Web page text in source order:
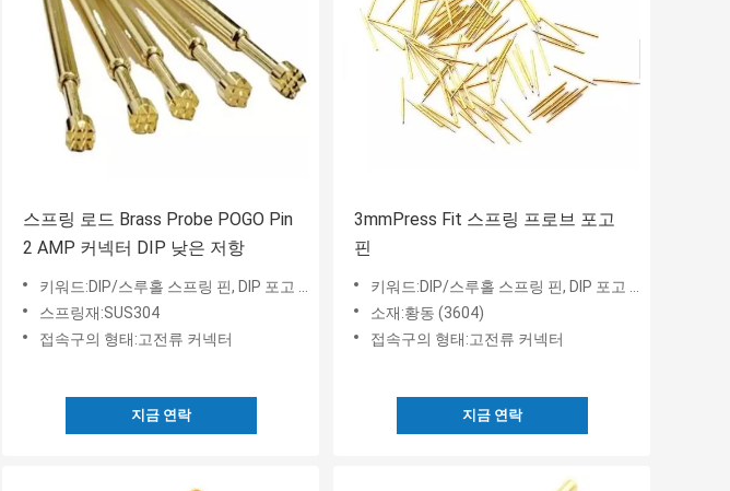
스프링 로드 Brass Probe POGO Pin
2 AMP 커넥터 DIP 낮은 저항
키워드:DIP/스루홀 스프링 핀, DIP 포고 핀
스프링재:SUS304
접속구의 형태:고전류 커넥터
지금 연락
3mmPress Fit 스프링 프로브 포고
핀
키워드:DIP/스루홀 스프링 핀, DIP 포고 핀
소재:황동 (3604)
접속구의 형태:고전류 커넥터
지금 연락